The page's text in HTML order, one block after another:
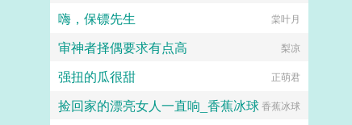
嗨，保镖先生 棠叶月
审神者择偶要求有点高 梨凉
强扭的瓜很甜 正萌君
捡回家的漂亮女人一直响_香蕉冰球香蕉冰球